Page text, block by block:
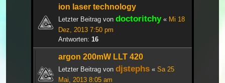
ion laser technology
Letzter Beitrag von doctoritchy« Mi 18
Dez, 2013 7:50 pm
Antworten: 16
argon 200mW LLT 420
Letzter Beitrag von djstephs « Sa 25
Mai, 2013 8:05 am